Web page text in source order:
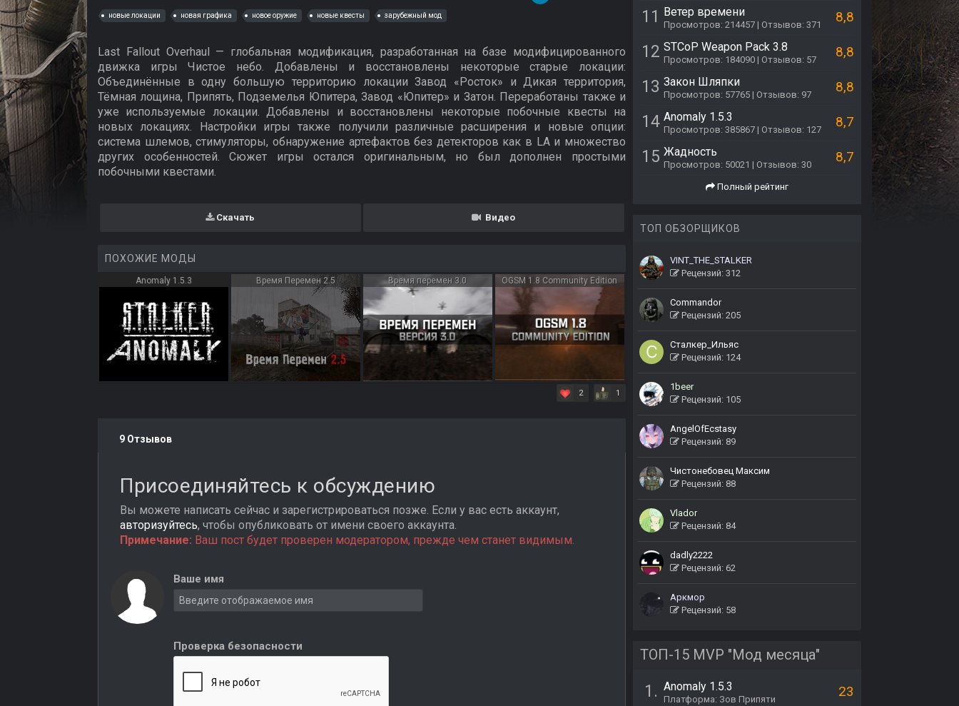
новые локации новая графика новое оружие новые квесты зарубежный мод
Last Fallout Overhaul — глобальная модификация, разработанная на базе модифицированного
движка игры Чистое небо. Добавлены и восстановлены некоторые старые локации:
Объединённые в одну большую территорию локации Завод «Росток» и Дикая территория,
Тёмная лощина, Припять, Подземелья Юпитера, Завод «Юпитер» и Затон. Переработаны также и
уже используемые локации. Добавлены и восстановлены некоторые побочные квесты на
новых локациях. Настройки игры также получили различные расширения и новые опции:
система шлемов, стимуляторы, обнаружение артефактов без детекторов как в LA и множество
других особенностей. Сюжет игры остался оригинальным, но был дополнен простыми
побочными квестами.
Скачать Видео
ПОХОЖИЕ МОДЫ
Anomaly 1.5.3 Время Перемен 2.5 Время перемен 3.0 OGSM 1.8 Community Edition
2 1
9 Отзывов
Присоединяйтесь к обсуждению
Вы можете написать сейчас и зарегистрироваться позже. Если у вас есть аккаунт,
авторизуйтесь, чтобы опубликовать от имени своего аккаунта.
Примечание: Ваш пост будет проверен модератором, прежде чем станет видимым.
Ваше имя
Проверка безопасности
11 Ветер времени
Просмотров: 214457 | Отзывов: 371 8,8
12 STCoP Weapon Pack 3.8
Просмотров: 184090 | Отзывов: 57 8,8
13 Закон Шляпки
Просмотров: 57765 | Отзывов: 97 8,8
14 Anomaly 1.5.3
Просмотров: 385867 | Отзывов: 127 8,7
15 Жадность
Просмотров: 50021 | Отзывов: 30 8,7
Полный рейтинг
ТОП ОБЗОРЩИКОВ
VINT_THE_STALKER
Рецензий: 312
Commandor
Рецензий: 205
Сталкер_Ильяс
Рецензий: 124
1beer
Рецензий: 105
AngelOfEcstasy
Рецензий: 89
Чистонебовец Максим
Рецензий: 88
Vlador
Рецензий: 84
dadly2222
Рецензий: 62
Аркмор
Рецензий: 58
ТОП-15 MVP "Мод месяца"
1. Anomaly 1.5.3
Платформа: Зов Припяти 23